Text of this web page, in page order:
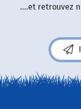
....et retrouvez